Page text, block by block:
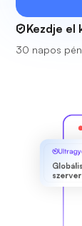
Kezdje el
30 napos
Globális